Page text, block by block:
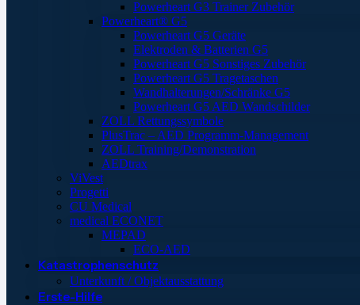
Powerheart G3 Trainer Zubehör
Powerheart® G5
Powerheart G5 Geräte
Elektroden & Batterien G5
Powerheart G5 Sonstiges Zubehör
Powerheart G5 Tragetaschen
Wandhalterungen/Schränke G5
Powerheart G5 AED Wandschilder
ZOLL Rettungssymbole
PlusTrac – AED Programm-Management
ZOLL Training/Demonstration
AEDtrax
ViVest
Progetti
CU Medical
medical ECONET
MEPAD
ECO-AED
Katastrophenschutz
Unterkunft / Objektausstattung
Erste-Hilfe